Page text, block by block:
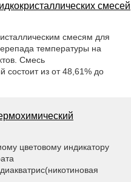
смесей
смесям для
температуры на
Смесь
состоит из от 48,61% до
цветовому индикатору